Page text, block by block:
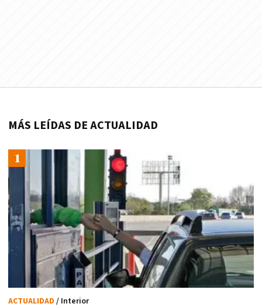
MÁS LEÍDAS DE ACTUALIDAD
ACTUALIDAD / Interior